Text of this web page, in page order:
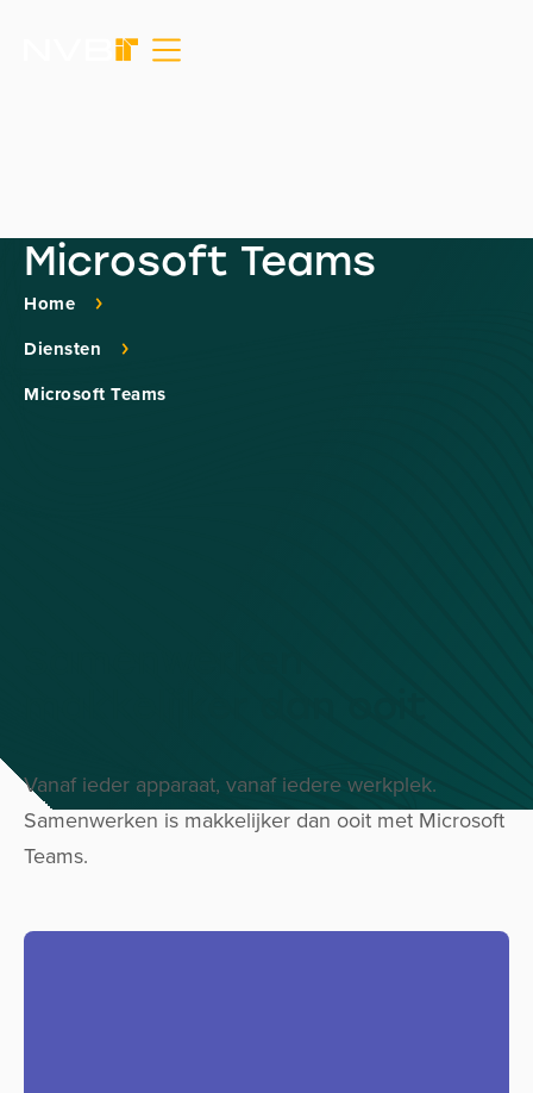
Microsoft Teams
Home
Diensten
Microsoft Teams
Vanaf ieder apparaat, vanaf iedere werkplek.
Samenwerken is makkelijker dan ooit met Microsoft
Teams.